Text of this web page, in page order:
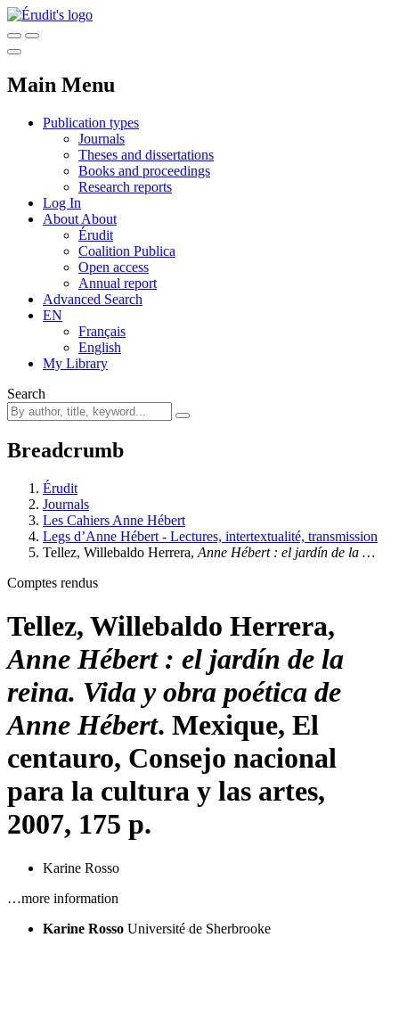
Main Menu
Publication types
Journals
Theses and dissertations
Books and proceedings
Research reports
Log In
About About
Érudit
Coalition Publica
Open access
Annual report
Advanced Search
EN
Français
English
My Library
Search
Breadcrumb
Érudit
Journals
Les Cahiers Anne Hébert
Legs d’Anne Hébert - Lectures, intertextualité, transmission
Tellez, Willebaldo Herrera, Anne Hébert : el jardín de la …
Comptes rendus
Tellez, Willebaldo Herrera,
Anne Hébert : el jardín de la
reina. Vida y obra poética de
Anne Hébert. Mexique, El
centauro, Consejo nacional
para la cultura y las artes,
2007, 175 p.
Karine Rosso
…more information
Karine Rosso Université de Sherbrooke